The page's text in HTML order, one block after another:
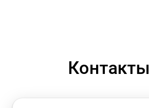
Контакты